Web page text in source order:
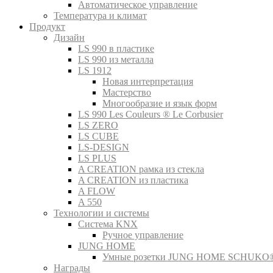
Автоматическое управление
Температура и климат
Продукт
Дизайн
LS 990 в пластике
LS 990 из металла
LS 1912
Новая интерпретация
Мастерство
Многообразие и язык форм
LS 990 Les Couleurs ® Le Corbusier
LS ZERO
LS CUBE
LS-DESIGN
LS PLUS
A CREATION рамка из стекла
A CREATION из пластика
A FLOW
A 550
Технологии и системы
Система KNX
Ручное управление
JUNG HOME
Умные розетки JUNG HOME
Награды